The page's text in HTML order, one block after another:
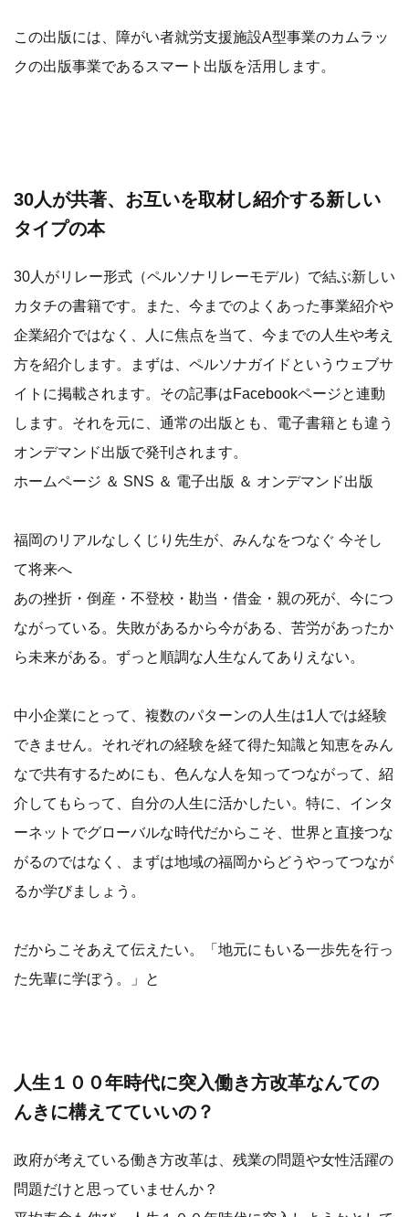
この出版には、障がい者就労支援施設A型事業のカムラッ
クの出版事業であるスマート出版を活用します。
30人が共著、お互いを取材し紹介する新しい
タイプの本
30人がリレー形式（ペルソナリレーモデル）で結ぶ新しい
カタチの書籍です。また、今までのよくあった事業紹介や
企業紹介ではなく、人に焦点を当て、今までの人生や考え
方を紹介します。まずは、ペルソナガイドというウェブサ
イトに掲載されます。その記事はFacebookページと連動
します。それを元に、通常の出版とも、電子書籍とも違う
オンデマンド出版で発刊されます。
ホームページ ＆ SNS ＆ 電子出版 ＆ オンデマンド出版
福岡のリアルなしくじり先生が、みんなをつなぐ 今そし
て将来へ
あの挫折・倒産・不登校・勘当・借金・親の死が、今につ
ながっている。失敗があるから今がある、苦労があったか
ら未来がある。ずっと順調な人生なんてありえない。
中小企業にとって、複数のパターンの人生は1人では経験
できません。それぞれの経験を経て得た知識と知恵をみん
なで共有するためにも、色んな人を知ってつながって、紹
介してもらって、自分の人生に活かしたい。特に、インタ
ーネットでグローバルな時代だからこそ、世界と直接つな
がるのではなく、まずは地域の福岡からどうやってつなが
るか学びましょう。
だからこそあえて伝えたい。「地元にもいる一歩先を行っ
た先輩に学ぼう。」と
人生１００年時代に突入働き方改革なんての
んきに構えてていいの？
政府が考えている働き方改革は、残業の問題や女性活躍の
問題だけと思っていませんか？